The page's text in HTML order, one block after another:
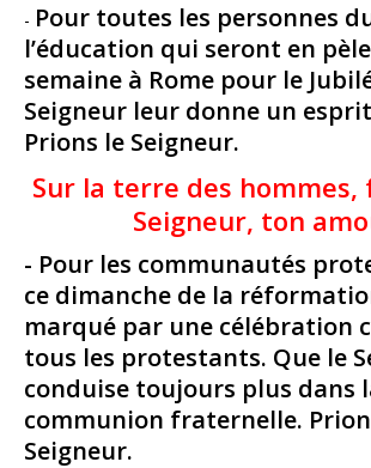
- Pour toutes les personnes
l’éducation qui seront en
semaine à Rome pour le
Seigneur leur donne un
Prions le Seigneur.
Sur la terre des hommes,
Seigneur, ton
- Pour les communautés
ce dimanche de la
marqué par une célébration
tous les protestants. Que le
conduise toujours plus dans
communion fraternelle.
Seigneur.